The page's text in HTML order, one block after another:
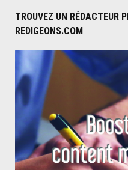
TROUVEZ UN RÉDACTEUR
REDIGEONS.COM